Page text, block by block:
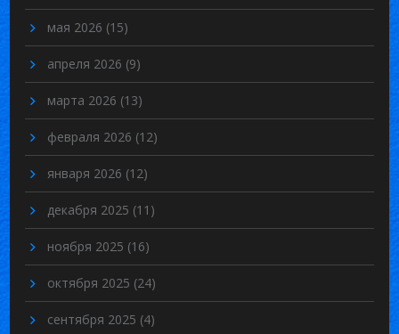
мая 2026 (15)
апреля 2026 (9)
марта 2026 (13)
февраля 2026 (12)
января 2026 (12)
декабря 2025 (11)
ноября 2025 (16)
октября 2025 (24)
сентября 2025 (4)